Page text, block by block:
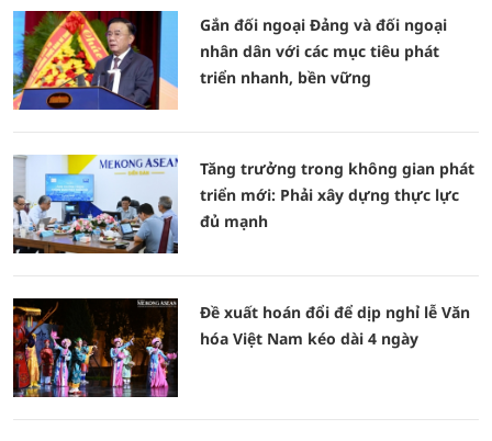
Gắn đối ngoại Đảng và đối ngoại
nhân dân với các mục tiêu phát
triển nhanh, bền vững
Tăng trưởng trong không gian phát
triển mới: Phải xây dựng thực lực
đủ mạnh
Đề xuất hoán đổi để dịp nghỉ lễ Văn
hóa Việt Nam kéo dài 4 ngày